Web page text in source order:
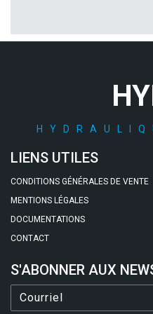
LIENS UTILES
CONDITIONS GÉNÉRALES DE VENTE
MENTIONS LÉGALES
DOCUMENTATIONS
CONTACT
S'ABONNER AUX